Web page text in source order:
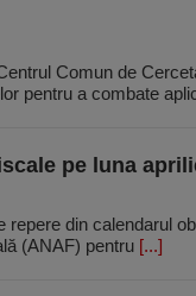
Comun de
pentru a combate
pe luna
din calendarul
(ANAF) pentru [...]